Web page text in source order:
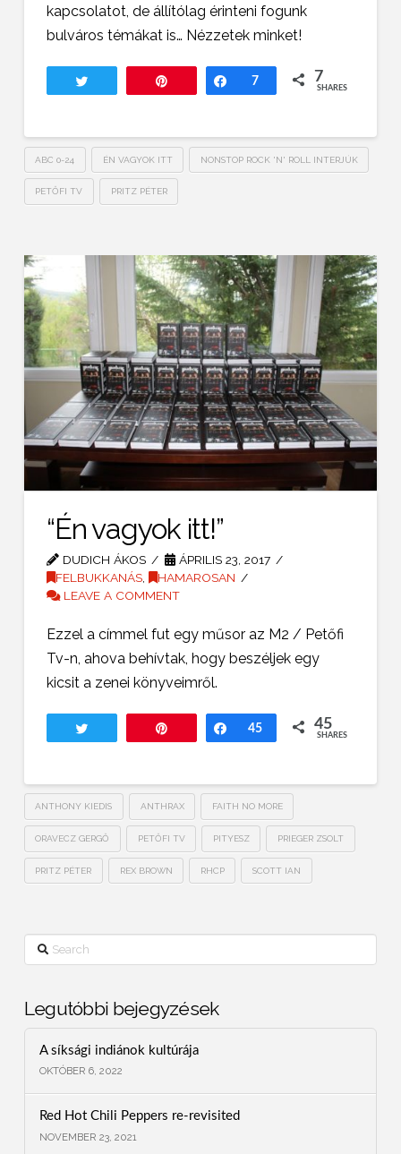
kapcsolatot, de állítólag érinteni fogunk
bulváros témákat is… Nézzetek minket!
Share
7 7
SHARES
ABC 0-24 ÉN VAGYOK ITT NONSTOP ROCK 'N' ROLL INTERJÚK
PETŐFI TV PRITZ PÉTER
“Én vagyok itt!”
DUDICH ÁKOS
ÁPRILIS 23, 2017
FELBUKKANÁS,
HAMAROSAN
LEAVE A COMMENT
Ezzel a címmel fut egy műsor az M2 / Petőfi
Tv-n, ahova behívtak, hogy beszéljek egy
kicsit a zenei könyveimről.
Share
45 45
SHARES
ANTHONY KIEDIS ANTHRAX FAITH NO MORE
ORAVECZ GERGŐ PETŐFI TV PITYESZ PRIEGER ZSOLT
PRITZ PÉTER REX BROWN RHCP SCOTT IAN
Search
Legutóbbi bejegyzések
A síksági indiánok kultúrája
OKTÓBER 6, 2022
Red Hot Chili Peppers re-revisited
NOVEMBER 23, 2021